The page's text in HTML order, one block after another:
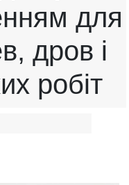
для
дров і
робіт